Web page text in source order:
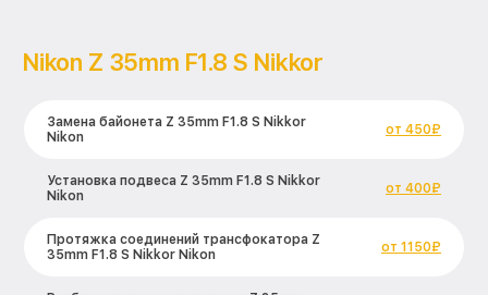
Nikon Z 35mm F1.8 S Nikkor
Замена байонета Z 35mm F1.8 S Nikkor
Nikon
от 450₽
Установка подвеса Z 35mm F1.8 S Nikkor
Nikon
от 400₽
Протяжка соединений трансфокатора Z
35mm F1.8 S Nikkor Nikon
от 1150₽